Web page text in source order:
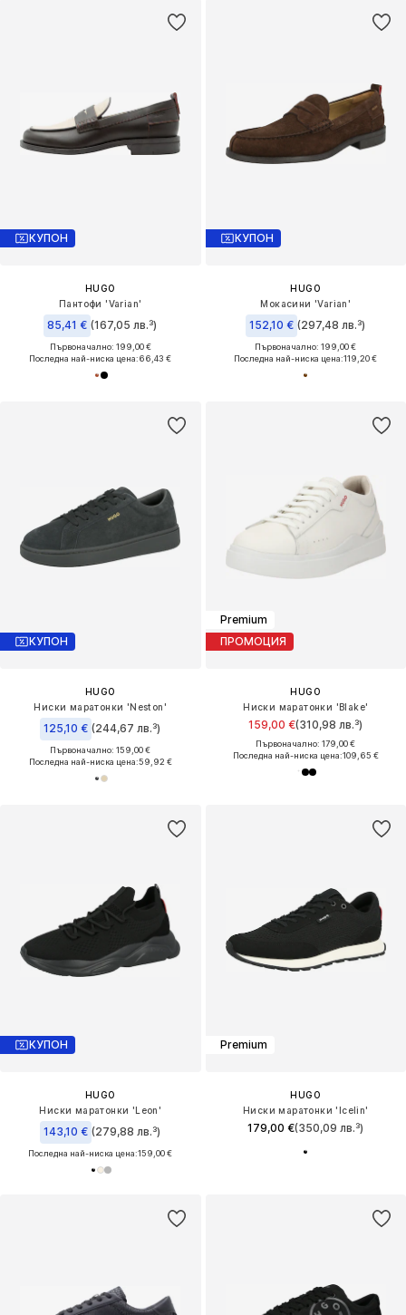
КУПОН
HUGO
Пантофи 'Varian'
85,41 € (167,05 лв.³)
Първоначално: 199,00 €
Последна най-ниска цена:66,43 €
КУПОН
HUGO
Мокасини 'Varian'
152,10 € (297,48 лв.³)
Първоначално: 199,00 €
Последна най-ниска цена:119,20 €
КУПОН
HUGO
Ниски маратонки 'Neston'
125,10 € (244,67 лв.³)
Първоначално: 159,00 €
Последна най-ниска цена:59,92 €
Premium
ПРОМОЦИЯ
HUGO
Ниски маратонки 'Blake'
159,00 €(310,98 лв.³)
Първоначално: 179,00 €
Последна най-ниска цена:109,65 €
КУПОН
HUGO
Ниски маратонки 'Leon'
143,10 € (279,88 лв.³)
Последна най-ниска цена:159,00 €
Premium
HUGO
Ниски маратонки 'Icelin'
179,00 €(350,09 лв.³)